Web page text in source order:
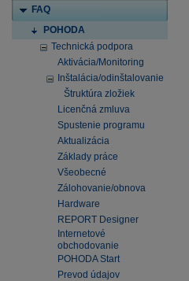
FAQ
POHODA
Technická podpora
Aktivácia/Monitoring
Inštalácia/odinštalovanie
Štruktúra zložiek
Licenčná zmluva
Spustenie programu
Aktualizácia
Základy práce
Všeobecné
Zálohovanie/obnova
Hardware
REPORT Designer
Internetové
obchodovanie
POHODA Start
Prevod údajov